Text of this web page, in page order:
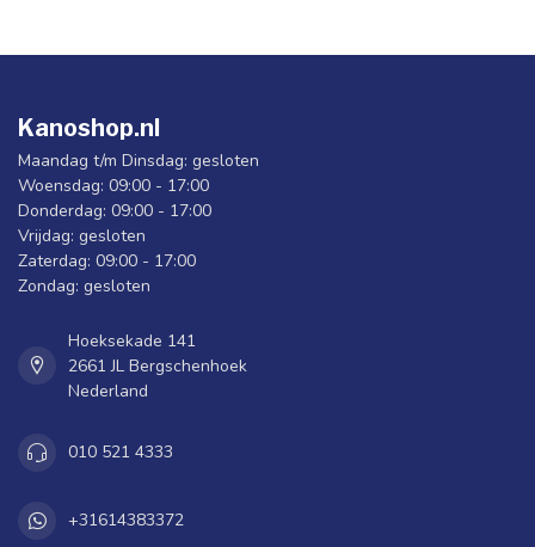
Kanoshop.nl
Maandag t/m Dinsdag: gesloten
Woensdag: 09:00 - 17:00
Donderdag: 09:00 - 17:00
Vrijdag: gesloten
Zaterdag: 09:00 - 17:00
Zondag: gesloten
Hoeksekade 141
2661 JL Bergschenhoek
Nederland
010 521 4333
+31614383372